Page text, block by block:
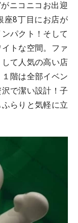
ニコニコお出迎
座8丁目にお店が
パクト！そして
トな空間。ファ
て人気の高い店
階は全部イベン
で潔い設計！子
らりと気軽に立